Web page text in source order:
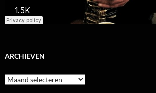
ARCHIEVEN
Archieven